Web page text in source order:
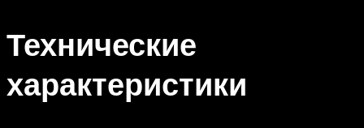
Технические
характеристики